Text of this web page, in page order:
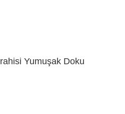
Yumuşak Doku